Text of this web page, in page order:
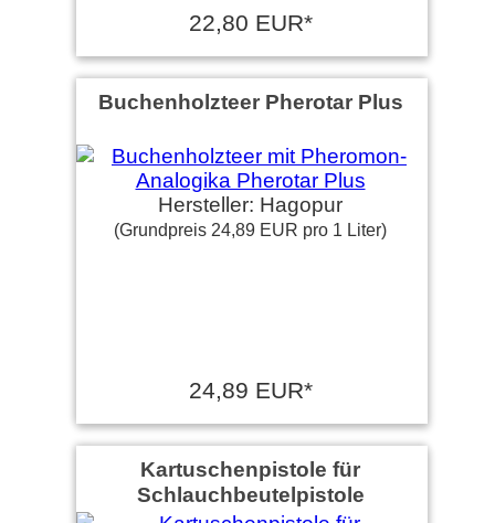
22,80 EUR*
Buchenholzteer Pherotar Plus
Hersteller: Hagopur
(Grundpreis 24,89 EUR pro 1 Liter)
24,89 EUR*
Kartuschenpistole für
Schlauchbeutelpistole